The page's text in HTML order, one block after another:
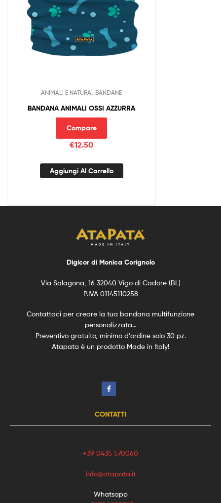
ANIMALI E NATURA BANDANE
BANDANA ANIMALI OSSI AZZURRA
Compare
€12.50
Aggiungi Al Carrello
Digicor di Monica Corignolo
Via Salagona, 16 32040 Vigo di Cadore (BL)
P.IVA 01145110258
Contattaci per creare la tua bandana multifunzione
personalizzata…
Preventivo gratuito, minimo d’ordine solo 30 pz.
Atapata è un prodotto Made in Italy!
CONTATTI
+39 0435 570060
info@atapata.it
Whatsapp